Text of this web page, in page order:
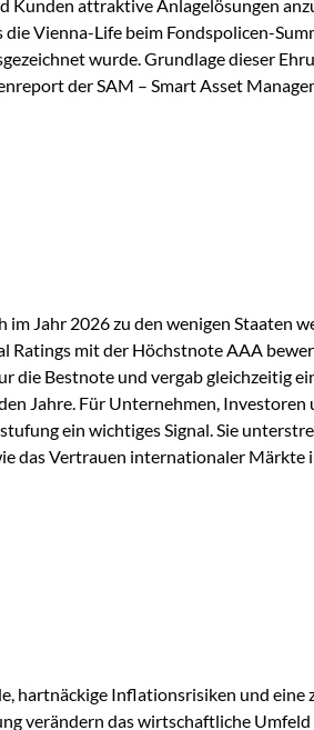
Kunden attraktive Anlagelösungen
die Vienna-Life beim Fondspolicen-
wurde. Grundlage dieser
der SAM – Smart Asset
Ergebnis: Die ETF-Auswahl der
im Jahr 2026 zu den wenigen Staaten
Ratings mit der Höchstnote AAA
die Bestnote und vergab gleichzeitig
Jahre. Für Unternehmen, Investoren
ein wichtiges Signal. Sie
das Vertrauen internationaler Märkte
Rahmenbedingungen
hartnäckige Inflationsrisiken und eine
verändern das wirtschaftliche Umfeld